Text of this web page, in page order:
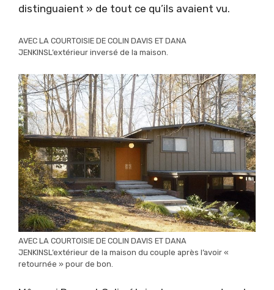
distinguaient » de tout ce qu’ils avaient vu.
AVEC LA COURTOISIE DE COLIN DAVIS ET DANA
JENKINSL’extérieur inversé de la maison.
AVEC LA COURTOISIE DE COLIN DAVIS ET DANA
JENKINSL’extérieur de la maison du couple après l’avoir «
retournée » pour de bon.